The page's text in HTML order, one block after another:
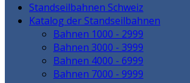
Standseilbahnen Schweiz
Katalog der Standseilbahnen
Bahnen 1000 - 2999
Bahnen 3000 - 3999
Bahnen 4000 - 6999
Bahnen 7000 - 9999